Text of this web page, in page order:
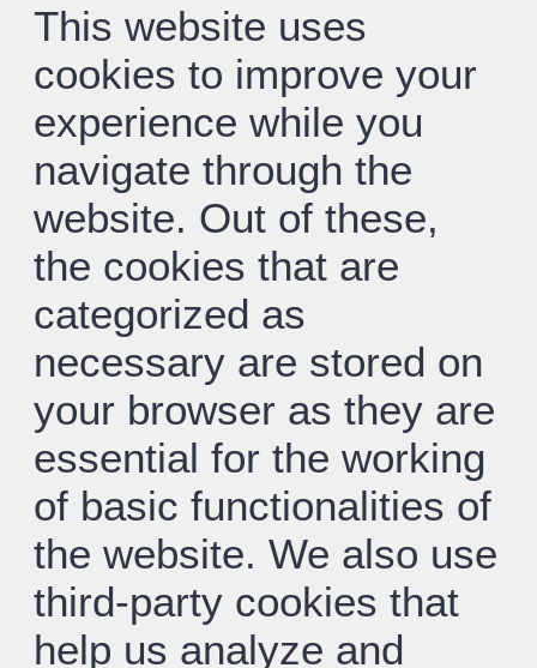
This website uses
cookies to improve your
experience while you
navigate through the
website. Out of these,
the cookies that are
categorized as
necessary are stored on
your browser as they are
essential for the working
of basic functionalities of
the website. We also use
third-party cookies that
help us analyze and